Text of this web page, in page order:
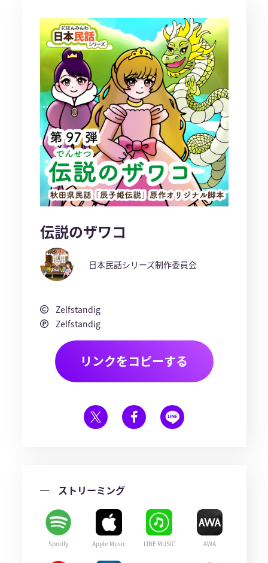
伝説のザワコ
日本民話シリーズ制作委員会
Zelfstandig
Zelfstandig
リンクをコピーする
ストリーミング
Spotify Apple Music LINE MUSIC AWA